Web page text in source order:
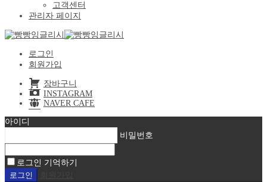
고객센터
관리자 페이지
로그인
회원가입
장바구니
INSTAGRAM
NAVER CAFE
아이디
비밀번호
로그인 기억하기